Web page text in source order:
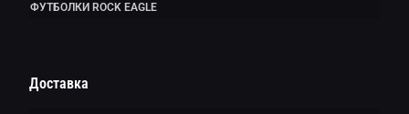
ФУТБОЛКИ ROCK EAGLE
Доставка